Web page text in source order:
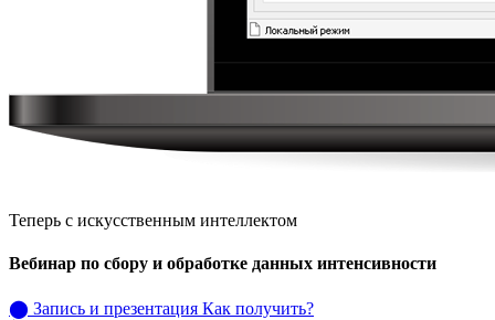
Теперь с искусственным интеллектом
Вебинар по сбору и обработке данных интенсивности
⬤ Запись и презентация Как получить?